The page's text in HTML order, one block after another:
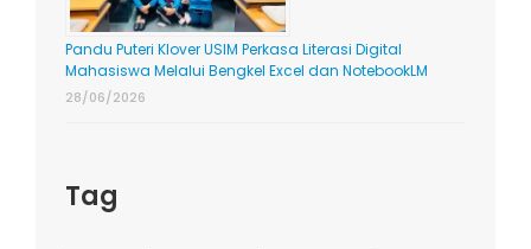
Pandu Puteri Klover USIM Perkasa Literasi Digital
Mahasiswa Melalui Bengkel Excel dan NotebookLM
28/06/2026
Tag